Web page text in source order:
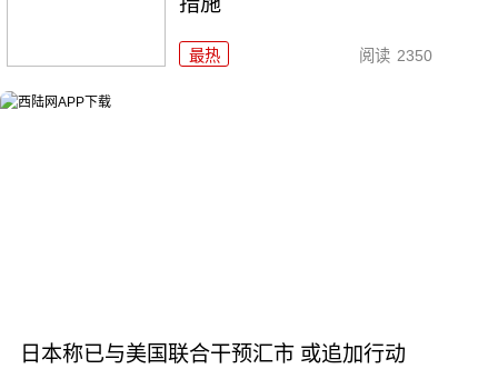
最热 阅读 2350
日本称已与美国联合干预汇市 或追加行动